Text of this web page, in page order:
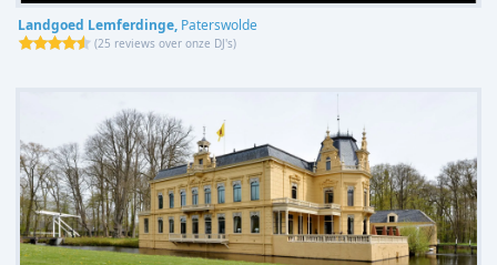
Landgoed Lemferdinge, Paterswolde
(25 reviews over onze DJ's)